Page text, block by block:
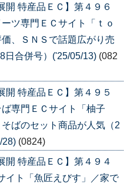
開 特産品ＥＣ】第４９６
ツ専門ＥＣサイト「ｔｏ
、ＳＮＳで話題広がり売
日合併号）('25/05/13) (082
開 特産品ＥＣ】第４９５
専門ＥＣサイト「柚子
ばのセット商品が人気（2
28) (0824)
開 特産品ＥＣ】第４９４
ト「魚匠えびす」／家で